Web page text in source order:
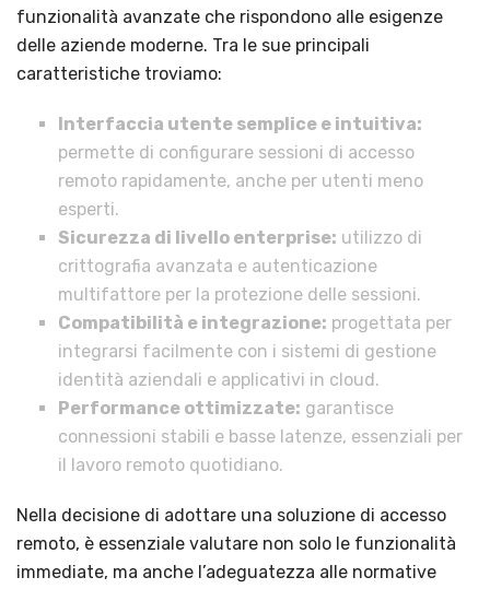
funzionalità avanzate che rispondono alle esigenze
delle aziende moderne. Tra le sue principali
caratteristiche troviamo:
Interfaccia utente semplice e intuitiva:
permette di configurare sessioni di accesso
remoto rapidamente, anche per utenti meno
esperti.
Sicurezza di livello enterprise: utilizzo di
crittografia avanzata e autenticazione
multifattore per la protezione delle sessioni.
Compatibilità e integrazione: progettata per
integrarsi facilmente con i sistemi di gestione
identità aziendali e applicativi in cloud.
Performance ottimizzate: garantisce
connessioni stabili e basse latenze, essenziali per
il lavoro remoto quotidiano.
Nella decisione di adottare una soluzione di accesso
remoto, è essenziale valutare non solo le funzionalità
immediate, ma anche l’adeguatezza alle normative